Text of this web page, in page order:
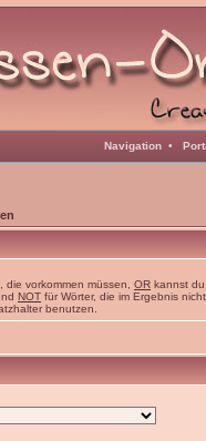
Navigation •
vorkommen müssen, OR kannst du
NOT für Wörter, die im Ergebnis nicht
benutzen.